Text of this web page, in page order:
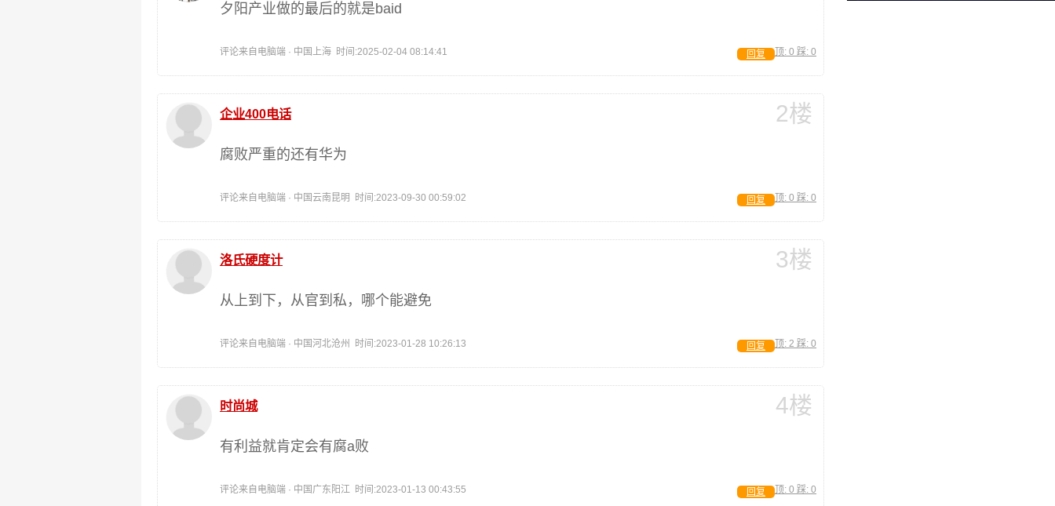
夕阳产业做的最后的就是baid
评论来自电脑端 · 中国上海 时间:2025-02-04 08:14:41 顶: 0 踩: 0
回复
2楼
企业400电话
腐败严重的还有华为
评论来自电脑端 · 中国云南昆明 时间:2023-09-30 00:59:02 顶: 0 踩: 0
回复
3楼
洛氏硬度计
从上到下，从官到私，哪个能避免
评论来自电脑端 · 中国河北沧州 时间:2023-01-28 10:26:13 顶: 2 踩: 0
回复
4楼
时尚城
有利益就肯定会有腐a败
评论来自电脑端 · 中国广东阳江 时间:2023-01-13 00:43:55 顶: 0 踩: 0
回复